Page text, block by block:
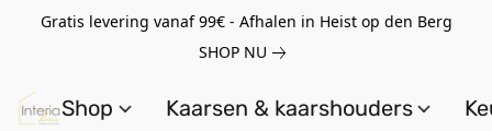
Gratis levering vanaf 99€ - Afhalen in Heist op den Berg
SHOP NU
Shop Kaarsen & kaarshouders